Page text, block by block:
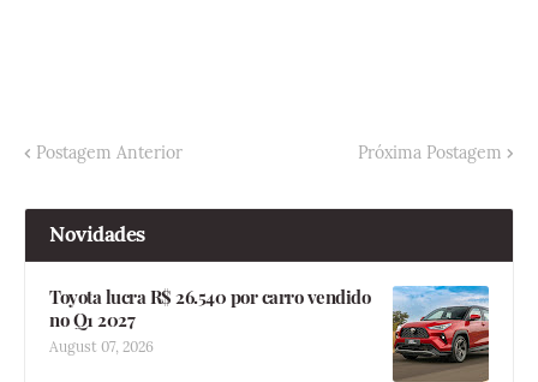
Postagem Anterior Próxima Postagem
Novidades
Toyota lucra R$ 26.540 por carro vendido
no Q1 2027
August 07, 2026